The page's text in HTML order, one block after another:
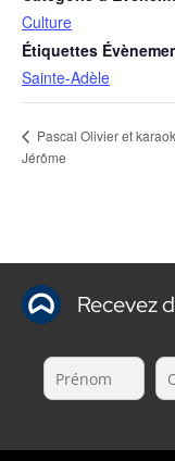
Culture
Étiquettes
Sainte-Adèle
Pascal Olivier et
Jérôme
Recevez